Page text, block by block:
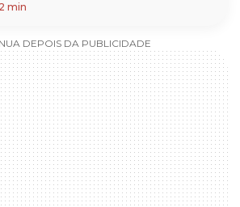
2 min
DEPOIS DA PUBLICIDADE